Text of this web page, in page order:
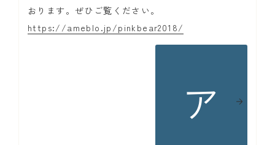
おります。ぜひご覧ください。
https://ameblo.jp/pinkbear2018/
ア